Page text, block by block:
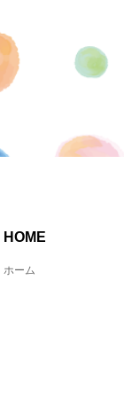
HOME
ホーム